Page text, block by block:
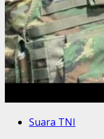
Suara TNI